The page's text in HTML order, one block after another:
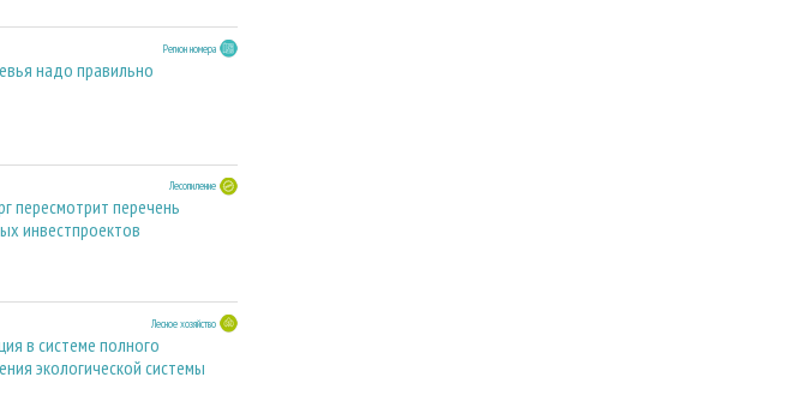
Регион номера
надо правильно
Лесопиление
пересмотрит перечень
инвестпроектов
Лесное хозяйство
в системе полного
экологической системы